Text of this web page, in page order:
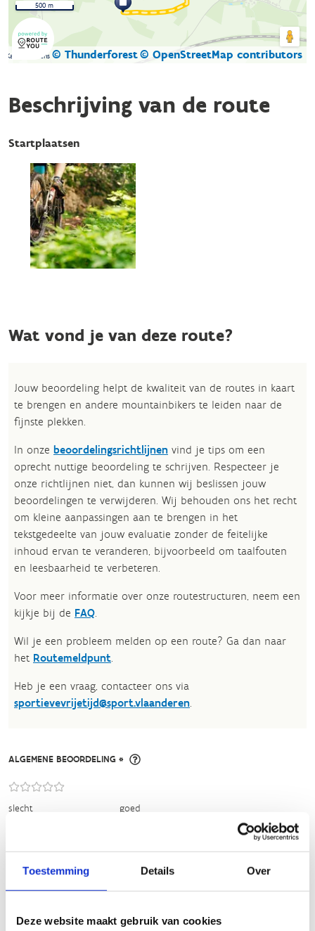
Toestemming Details Over
Deze website maakt gebruik van cookies
Kaartgegevens © Thunderforest© OpenStreetMap contributors
500 m
Beschrijving van de route
Startplaatsen
Wat vond je van deze route?
Jouw beoordeling helpt de kwaliteit van de routes in kaart
te brengen en andere mountainbikers te leiden naar de
fijnste plekken.
In onze beoordelingsrichtlijnen vind je tips om een
oprecht nuttige beoordeling te schrijven. Respecteer je
onze richtlijnen niet, dan kunnen wij beslissen jouw
beoordelingen te verwijderen. Wij behouden ons het recht
om kleine aanpassingen aan te brengen in het
tekstgedeelte van jouw evaluatie zonder de feitelijke
inhoud ervan te veranderen, bijvoorbeeld om taalfouten
en leesbaarheid te verbeteren.​
Voor meer informatie over onze routestructuren, neem een
kijkje bij de FAQ.
Wil je een probleem melden op een route? Ga dan naar
het Routemeldpunt.
Heb je een vraag, contacteer ons via
sportievevrijetijd@sport.vlaanderen.​
ALGEMENE BEOORDELING *
slecht goed
licht zwaar
TECHNISCHE MOEILIJKHEIDSGRAAD